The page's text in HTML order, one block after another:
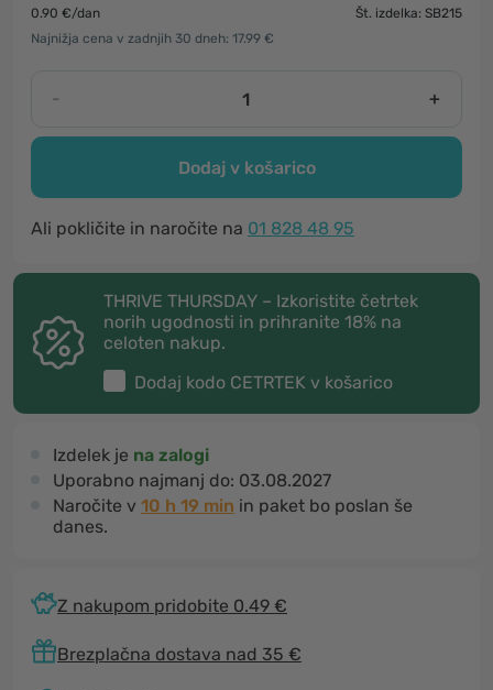
0.90 €/dan
Št. izdelka: SB215
Najnižja cena v zadnjih 30 dneh: 17.99 €
- +
Dodaj v košarico
Ali pokličite in naročite na 01 828 48 95
THRIVE THURSDAY – Izkoristite četrtek
norih ugodnosti in prihranite 18% na
celoten nakup.
Dodaj kodo CETRTEK v košarico
Izdelek je na zalogi
Uporabno najmanj do: 03.08.2027
Naročite v 10 h 19 min in paket bo poslan še
danes.
Z nakupom pridobite 0.49 €
Brezplačna dostava nad 35 €